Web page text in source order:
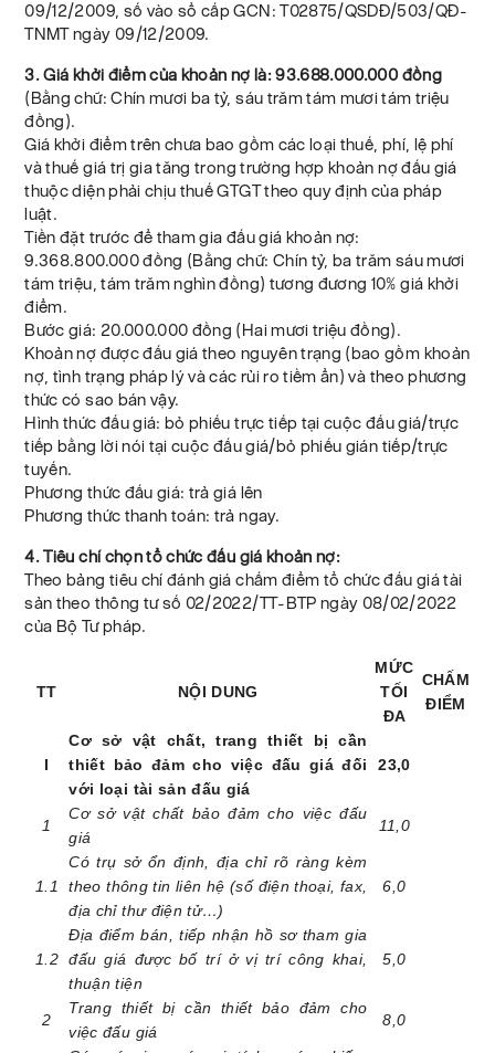
09/12/2009, số vào sổ cấp GCN: T02875/QSDĐ/503/QĐ-
TNMT ngày 09/12/2009.
3. Giá khởi điểm của khoản nợ là: 93.688.000.000 đồng
(Bằng chữ: Chín mươi ba tỷ, sáu trăm tám mươi tám triệu
đồng).
Giá khởi điểm trên chưa bao gồm các loại thuế, phí, lệ phí
và thuế giá trị gia tăng trong trường hợp khoản nợ đấu giá
thuộc diện phải chịu thuế GTGT theo quy định của pháp
luật.
Tiền đặt trước để tham gia đấu giá khoản nợ:
9.368.800.000 đồng (Bằng chữ: Chín tỷ, ba trăm sáu mươi
tám triệu, tám trăm nghìn đồng) tương đương 10% giá khởi
điểm.
Bước giá: 20.000.000 đồng (Hai mươi triệu đồng).
Khoản nợ được đấu giá theo nguyên trạng (bao gồm khoản
nợ, tình trạng pháp lý và các rủi ro tiềm ẩn) và theo phương
thức có sao bán vậy.
Hình thức đấu giá: bỏ phiếu trực tiếp tại cuộc đấu giá/trực
tiếp bằng lời nói tại cuộc đấu giá/bỏ phiếu gián tiếp/trực
tuyến.
Phương thức đấu giá: trả giá lên
Phương thức thanh toán: trả ngay.
4. Tiêu chí chọn tổ chức đấu giá khoản nợ:
Theo bảng tiêu chí đánh giá chấm điểm tổ chức đấu giá tài
sản theo thông tư số 02/2022/TT-BTP ngày 08/02/2022
của Bộ Tư pháp.
TT NỘI DUNG
MỨC
TỐI
ĐA
CHẤM
ĐIỂM
I
Cơ sở vật chất, trang thiết bị cần
thiết bảo đảm cho việc đấu giá đối
với loại tài sản đấu giá
23,0
1
Cơ sở vật chất bảo đảm cho việc đấu
giá
11,0
1.1
Có trụ sở ổn định, địa chỉ rõ ràng kèm
theo thông tin liên hệ (số điện thoại, fax,
địa chỉ thư điện tử…)
6,0
1.2
Địa điểm bán, tiếp nhận hồ sơ tham gia
đấu giá được bố trí ở vị trí công khai,
thuận tiện
5,0
2
Trang thiết bị cần thiết bảo đảm cho
việc đấu giá
8,0